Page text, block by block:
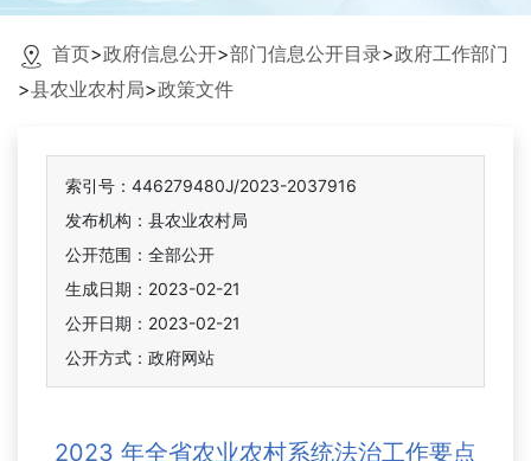
首页>政府信息公开>部门信息公开目录>政府工作部门
>县农业农村局>政策文件
索引号：446279480J/2023-2037916
发布机构：县农业农村局
公开范围：全部公开
生成日期：2023-02-21
公开日期：2023-02-21
公开方式：政府网站
2023 年全省农业农村系统法治工作要点